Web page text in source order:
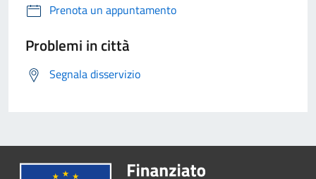
Prenota un appuntamento
Problemi in città
Segnala disservizio